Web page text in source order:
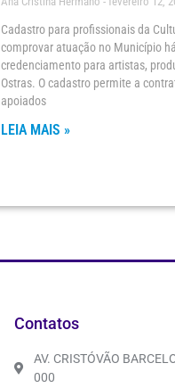
Cadastro para profissionais da
comprovar atuação no Município
credenciamento para artistas,
Ostras. O cadastro permite a
apoiados
LEIA MAIS »
Contatos
AV. CRISTÓVÃO
000